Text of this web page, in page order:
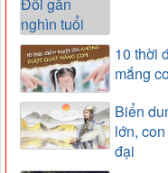
10 thời
mắng
Biển
lớn,
đại